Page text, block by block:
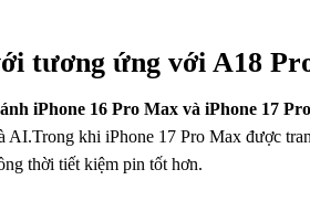
tương ứng với A18
iPhone 16 Pro Max và iPhone 17
AI.Trong khi iPhone 17 Pro Max được
thời tiết kiệm pin tốt hơn.